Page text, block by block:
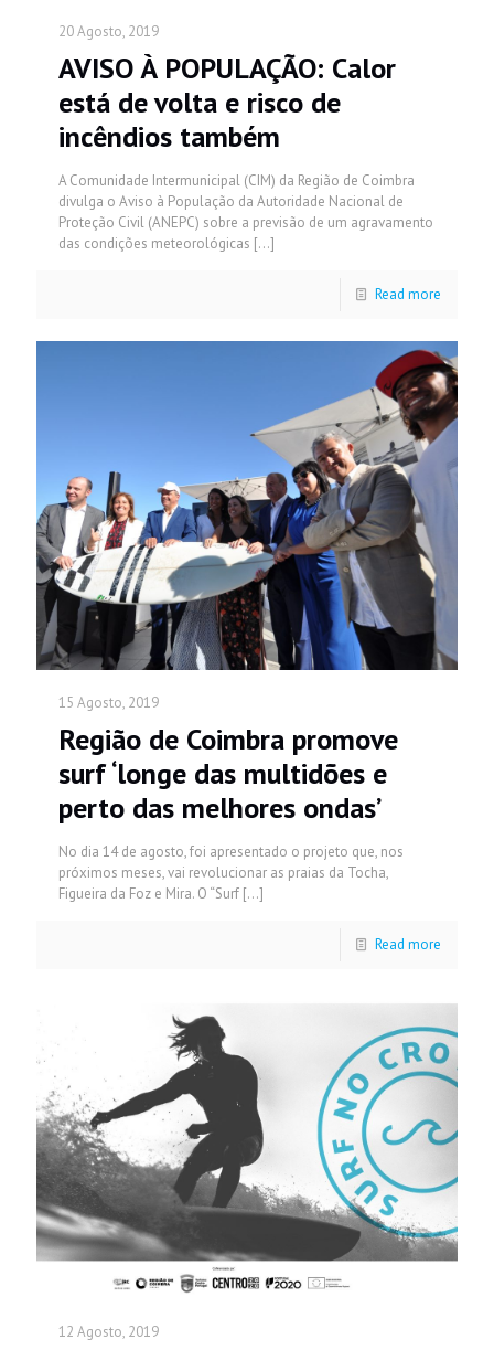
20 Agosto, 2019
AVISO À POPULAÇÃO: Calor
está de volta e risco de
incêndios também
A Comunidade Intermunicipal (CIM) da Região de Coimbra
divulga o Aviso à População da Autoridade Nacional de
Proteção Civil (ANEPC) sobre a previsão de um agravamento
das condições meteorológicas […]
Read more
15 Agosto, 2019
Região de Coimbra promove
surf ‘longe das multidões e
perto das melhores ondas’
No dia 14 de agosto, foi apresentado o projeto que, nos
próximos meses, vai revolucionar as praias da Tocha,
Figueira da Foz e Mira. O “Surf […]
Read more
12 Agosto, 2019